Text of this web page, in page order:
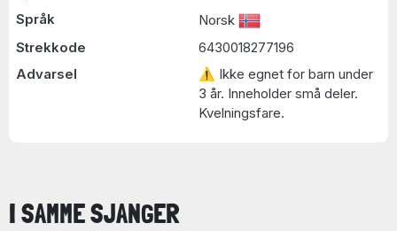
Språk
Norsk
Strekkode
6430018277196
Advarsel
⚠ Ikke egnet for barn under
3 år. Inneholder små deler.
Kvelningsfare.
I SAMME SJANGER